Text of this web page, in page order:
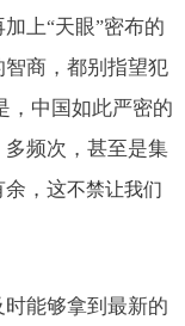
加上“天眼”密布的
商，都别指望犯
，中国如此严密的
频次，甚至是集
余，这不禁让我们
能够拿到最新的